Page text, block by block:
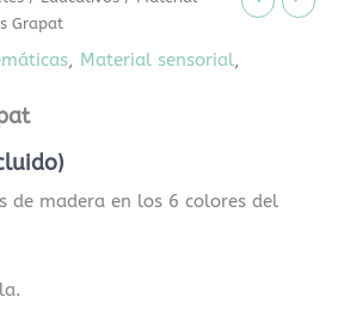
Grapat
, Material sensorial,
de madera en los 6 colores del